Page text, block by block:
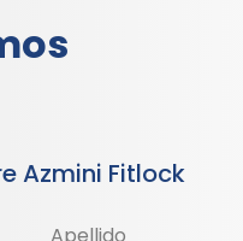
Azmini Fitlock